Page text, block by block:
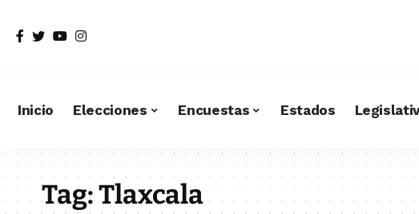
Inicio Elecciones Encuestas Estados
Tag:Tlaxcala